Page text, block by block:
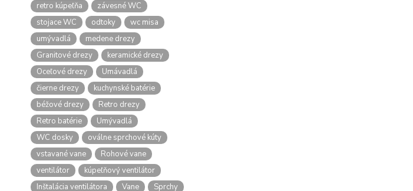
retro kúpeľňa
závesné WC
stojace WC
odtoky
wc misa
umývadlá
medene drezy
Granitové drezy
keramické drezy
Oceľové drezy
Umávadlá
čierne drezy
kuchynské batérie
béžové drezy
Retro drezy
Retro batérie
Umývadlá
WC dosky
oválne sprchové kúty
vstavané vane
Rohové vane
ventilátor
kúpeľňový ventilátor
Inštalácia ventilátora
Vane
Sprchy